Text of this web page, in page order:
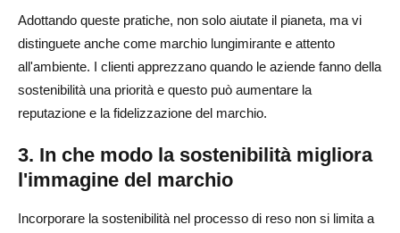
Adottando queste pratiche, non solo aiutate il pianeta, ma vi
distinguete anche come marchio lungimirante e attento
all'ambiente. I clienti apprezzano quando le aziende fanno della
sostenibilità una priorità e questo può aumentare la
reputazione e la fidelizzazione del marchio.
3. In che modo la sostenibilità migliora
l'immagine del marchio
Incorporare la sostenibilità nel processo di reso non si limita a